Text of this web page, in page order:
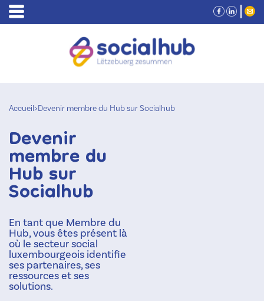
Accueil>Devenir membre du Hub sur Socialhub
Devenir
membre du
Hub sur
Socialhub
En tant que Membre du
Hub, vous êtes présent là
où le secteur social
luxembourgeois identifie
ses partenaires, ses
ressources et ses
solutions.